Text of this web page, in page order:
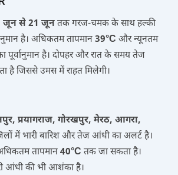
जून से 21 जूनतक गरज-चमक के साथ हल्की
है। अधिकतम तापमान 39°C और न्यूनतम
पूर्वानुमान है। दोपहर और रात के समय तेज
जिससे उमस में राहत मिलेगी।
प्रयागराज, गोरखपुर, मेरठ, आगरा,
में भारी बारिश और तेज आंधी का अलर्ट है।
तापमान 40°C तक जा सकता है।
आंधी की भी आशंका है।